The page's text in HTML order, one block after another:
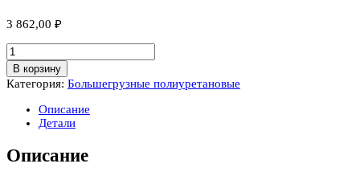
3 862,00 ₽
Количество
товара
ED02
VBP
В корзину
Категория: Большегрузные полиуретановые
Описание
Детали
Описание